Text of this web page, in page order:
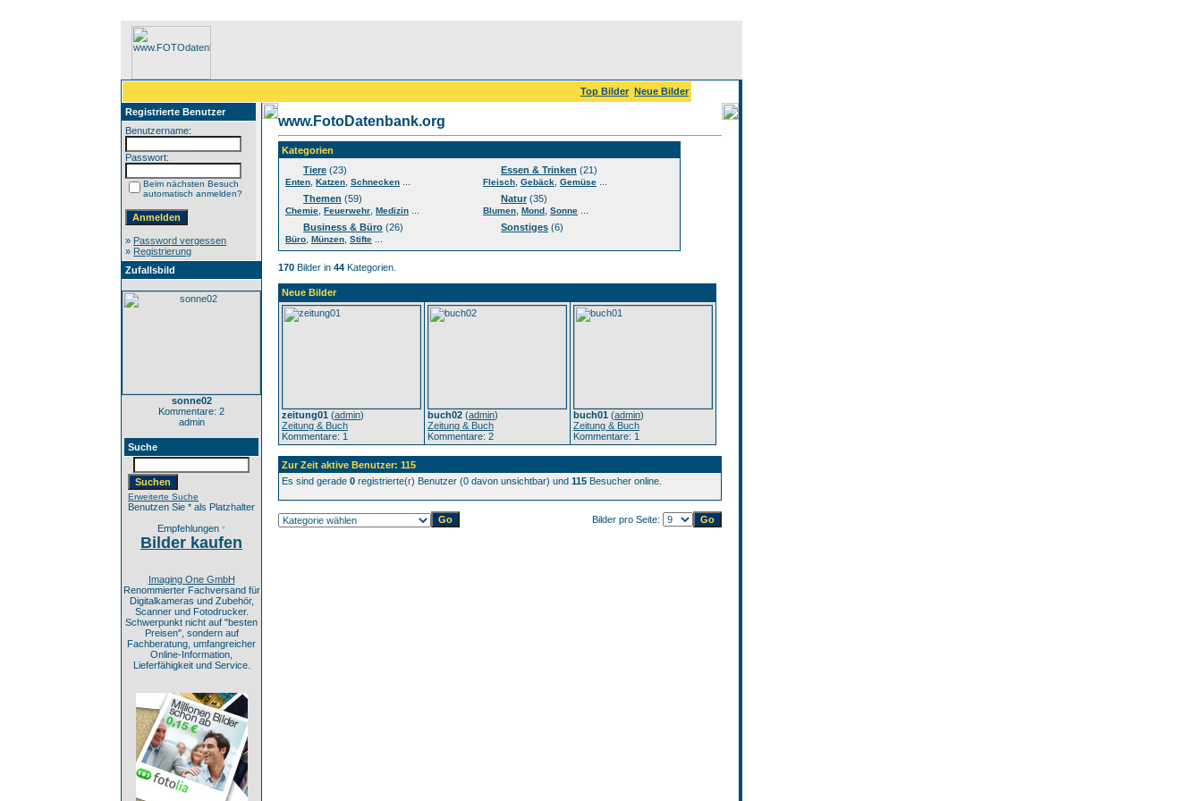
Top Bilder Neue Bilder
Registrierte Benutzer
Benutzername:
Passwort:
Beim nächsten Besuch
automatisch anmelden?
» Password vergessen
» Registrierung
Zufallsbild
sonne02
Kommentare: 2
admin
Suche
Erweiterte Suche
Benutzen Sie * als Platzhalter
Empfehlungen *
Bilder kaufen
Imaging One GmbH
Renommierter Fachversand für
Digitalkameras und Zubehör,
Scanner und Fotodrucker.
Schwerpunkt nicht auf "besten
Preisen", sondern auf
Fachberatung, umfangreicher
Online-Information,
Lieferfähigkeit und Service.
www.FotoDatenbank.org
Kategorien
Tiere (23)
Enten Katzen Schnecken
Themen (59)
Chemie Feuerwehr Medizin
Business & Büro (26)
Büro Münzen Stifte
Essen & Trinken (21)
Fleisch Gebäck Gemüse
Natur(35)
Blumen Mond Sonne
Sonstiges (6)
170 Bilder in 44 Kategorien.
Neue Bilder
zeitung01 (admin)
Zeitung & Buch
Kommentare: 1
buch02 (admin)
Zeitung & Buch
Kommentare: 2
buch01 (admin)
Zeitung & Buch
Kommentare: 1
Zur Zeit aktive Benutzer: 115
Es sind gerade 0 registrierte(r) Benutzer (0 davon unsichtbar) und 115 Besucher online.
Bilder pro Seite: